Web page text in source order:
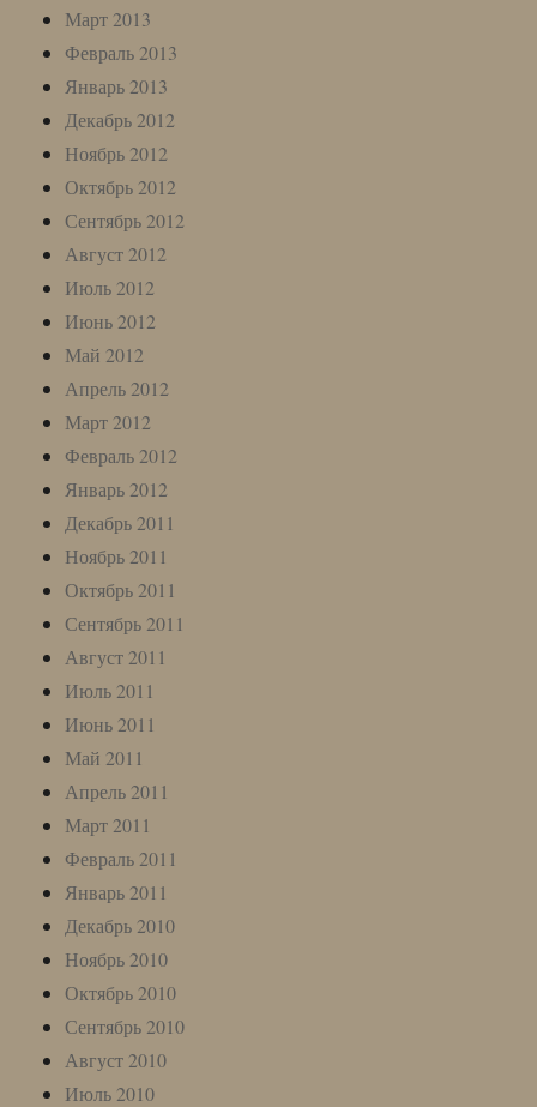
Март 2013
Февраль 2013
Январь 2013
Декабрь 2012
Ноябрь 2012
Октябрь 2012
Сентябрь 2012
Август 2012
Июль 2012
Июнь 2012
Май 2012
Апрель 2012
Март 2012
Февраль 2012
Январь 2012
Декабрь 2011
Ноябрь 2011
Октябрь 2011
Сентябрь 2011
Август 2011
Июль 2011
Июнь 2011
Май 2011
Апрель 2011
Март 2011
Февраль 2011
Январь 2011
Декабрь 2010
Ноябрь 2010
Октябрь 2010
Сентябрь 2010
Август 2010
Июль 2010